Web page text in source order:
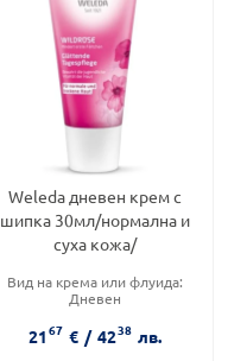
Weleda дневен крем с
шипка 30мл/нормална и
суха кожа/
Вид на крема или флуида:
Дневен
козметика
Форма на продукта:крем
2167 € / 4238 лв.